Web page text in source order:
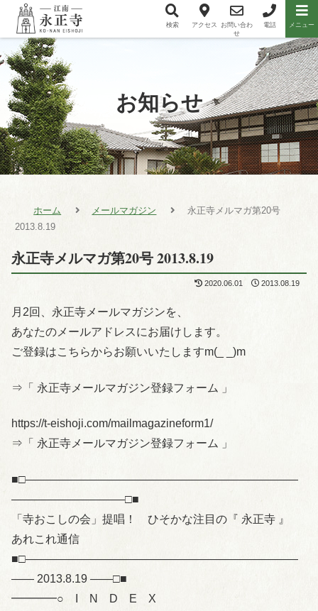
お知らせ
ホーム メールマガジン
永正寺メルマガ第20号
2013.8.19
永正寺メルマガ第20号 2013.8.19
2020.06.01 2013.08.19
月2回、永正寺メールマガジンを、
あなたのメールアドレスにお届けします。
ご登録はこちらからお願いいたしますm(_ _)m
⇒「 永正寺メールマガジン登録フォーム 」
https://t-eishoji.com/mailmagazineform1/
⇒「 永正寺メールマガジン登録フォーム 」
■□――――――――――――――――――――――――
――――――――――□■
「寺おこしの会」提唱！ ひそかな注目の『 永正寺 』
あれこれ通信
■□――――――――――――――――――――――――
―― 2013.8.19 ――□■
━━━━○ I N D E X
メニュー項目 検索 アクセス
お問い合わ
せ
電話 メニュー